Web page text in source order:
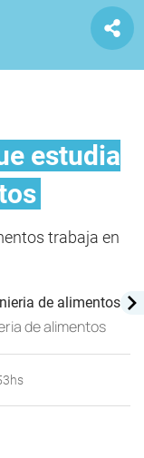
estudia
trabaja en
de alimentos